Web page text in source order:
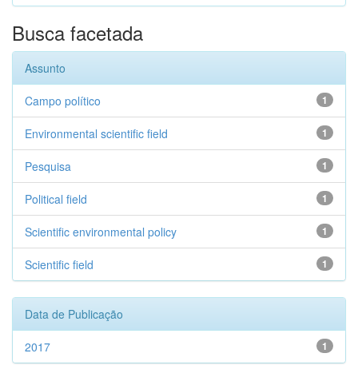
Busca facetada
Assunto
1
Campo político
1
Environmental scientific field
1
Pesquisa
1
Political field
1
Scientific environmental policy
1
Scientific field
Data de Publicação
1
2017